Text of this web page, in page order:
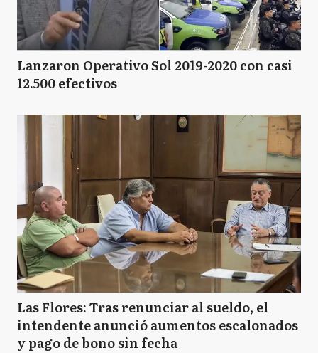
Lanzaron Operativo Sol 2019-2020 con casi
12.500 efectivos
Las Flores: Tras renunciar al sueldo, el
intendente anunció aumentos escalonados
y pago de bono sin fecha